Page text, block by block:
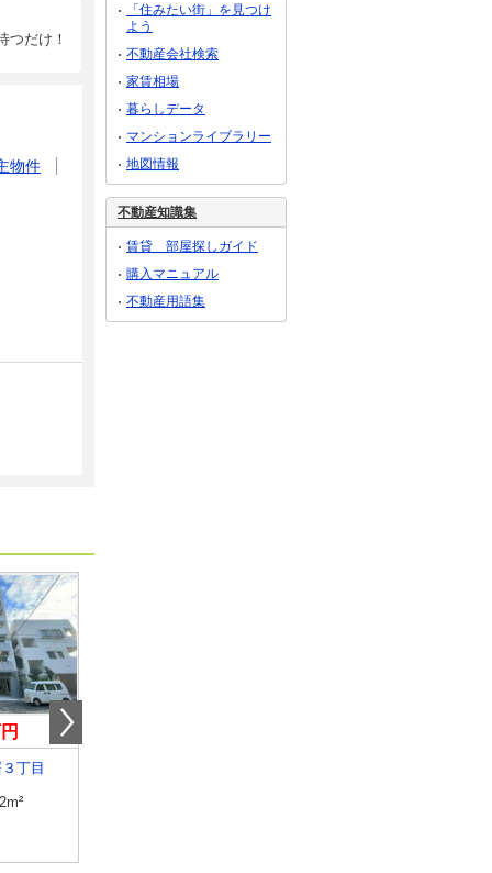
つだけ！
物件
丁目
「住みたい街」を見つけ
よう
不動産会社検索
家賃相場
暮らしデータ
マンションライブラリー
地図情報
不動産知識集
賃貸 部屋探しガイド
購入マニュアル
不動産用語集